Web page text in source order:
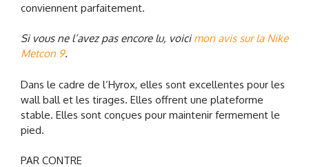
conviennent parfaitement.
Si vous ne l’avez pas encore lu, voici mon avis sur la Nike
Metcon 9.
Dans le cadre de l’Hyrox, elles sont excellentes pour les
wall ball et les tirages. Elles offrent une plateforme
stable. Elles sont conçues pour maintenir fermement le
pied.
PAR CONTRE